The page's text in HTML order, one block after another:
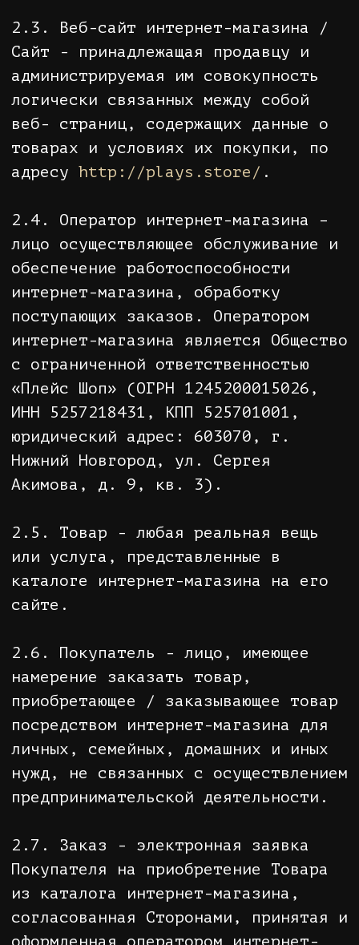
предпринимательской деятельности.
2.7. Заказ - электронная заявка
Покупателя на приобретение Товара
из каталога интернет-магазина,
согласованная Сторонами, принятая и
оформленная оператором интернет-
2.8. Договор - соглашение между
определенных Товаров по
определенной цене, с доставкой в
согласованные сроки на определенных
условиях доставки или получения.
2.9. Услуги - комплекс мероприятий
Продавца в отношении Покупателя,
осуществляемый с целью исполнения
условий Договора, включающий в
себя, но не исчерпывающий, такие
услуги, как доставка Заказа
Покупателю, информирование
Покупателя о процессе исполнения
Договора и т.д.
3. УСЛОВИЯ ПРИОБРЕТЕНИЯ ТОВАРА
и цена Товара.
3.1.1. Наличие Товаров,
представленных в каталоге интернет-
магазина, определяется
также на карточке Товара с
подробным описанием его
характеристик.
3.1.2. Вся информация о Товаре,
представленная на сайте, носит
информационный характер, не
является рекламой и не может в
полной мере передавать всю
информацию о свойствах и
3.1.3. Каждое изображение образца
Товара сопровождается текстовой
информацией о Товаре. Качество
настройки и особенности экрана
компьютера Покупателя могут